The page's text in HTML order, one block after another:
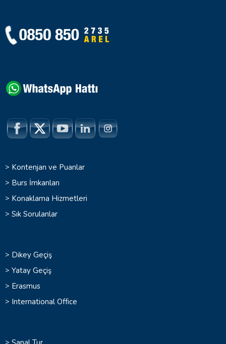
> Kontenjan ve Puanlar
> Burs İmkanları
> Konaklama Hizmetleri
> Sık Sorulanlar
> Dikey Geçiş
> Yatay Geçiş
> Erasmus
> International Office
>